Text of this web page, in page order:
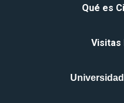
Qué es
Visitas